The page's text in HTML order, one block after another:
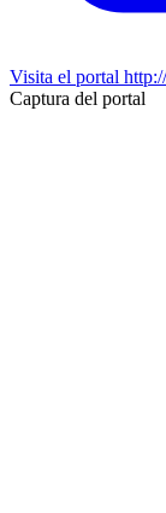
Visita el portal
Captura del portal